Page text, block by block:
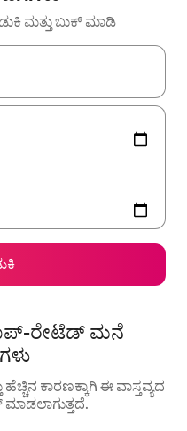
ಮತ್ತು ಬುಕ್ ಮಾಡಿ
ಡೌನ್ ಬಾಣದ ಕೀಲಿಗಳೊಂದಿಗೆ
ರೇಟೆಡ್ ಮನೆ
ಹೆಚ್ಚಿನ ಕಾರಣಕ್ಕಾಗಿ ಈ ವಾಸ್ತವ್ಯದ
ಮಾಡಲಾಗುತ್ತದೆ.